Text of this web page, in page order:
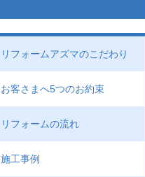
リフォームアズマのこだわり
お客さまへ5つのお約束
リフォームの流れ
施工事例